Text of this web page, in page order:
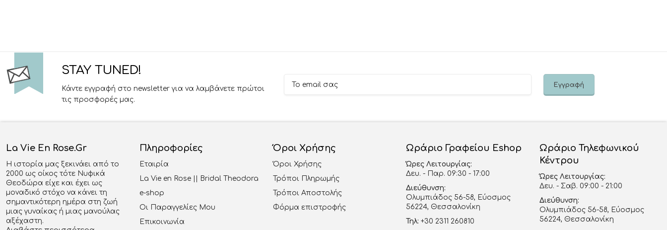
STAY TUNED!
Κάντε εγγραφή στο newsletter για να λαμβάνετε πρώτοι
τις προσφορές μας.
La Vie En Rose.gr
Η ιστορία μας ξεκινάει από το
2000 ως οίκος τότε Νυφικά
Θεοδώρα είχε και έχει ως
μοναδικό στόχο να κάνει τη
σημαντικότερη ημέρα στη ζωή
μιας γυναίκας ή μιας μανούλας
αξέχαστη.
Πληροφορίες
Εταιρία
La Vie en Rose || Bridal Theodora
e-shop
Οι Παραγγελίες Μου
Επικοινωνία
Όροι Χρήσης
Όροι Χρήσης
Τρόποι Πληρωμής
Τρόποι Αποστολής
Φόρμα επιστροφής
Ωράριο Γραφείου Eshop
Ώρες Λειτουργίας:
Δευ. - Παρ. 09:30 - 17:00
Διεύθυνση:
Ολυμπιάδος 56-58, Εύοσμος
56224, Θεσσαλονίκη
Τηλ: +30 2311 260810
Ωράριο Τηλεφωνικού
Κέντρου
Ώρες Λειτουργίας:
Δευ. - Σαβ. 09:00 - 21:00
Διεύθυνση:
Ολυμπιάδος 56-58, Εύοσμος
56224, Θεσσαλονίκη